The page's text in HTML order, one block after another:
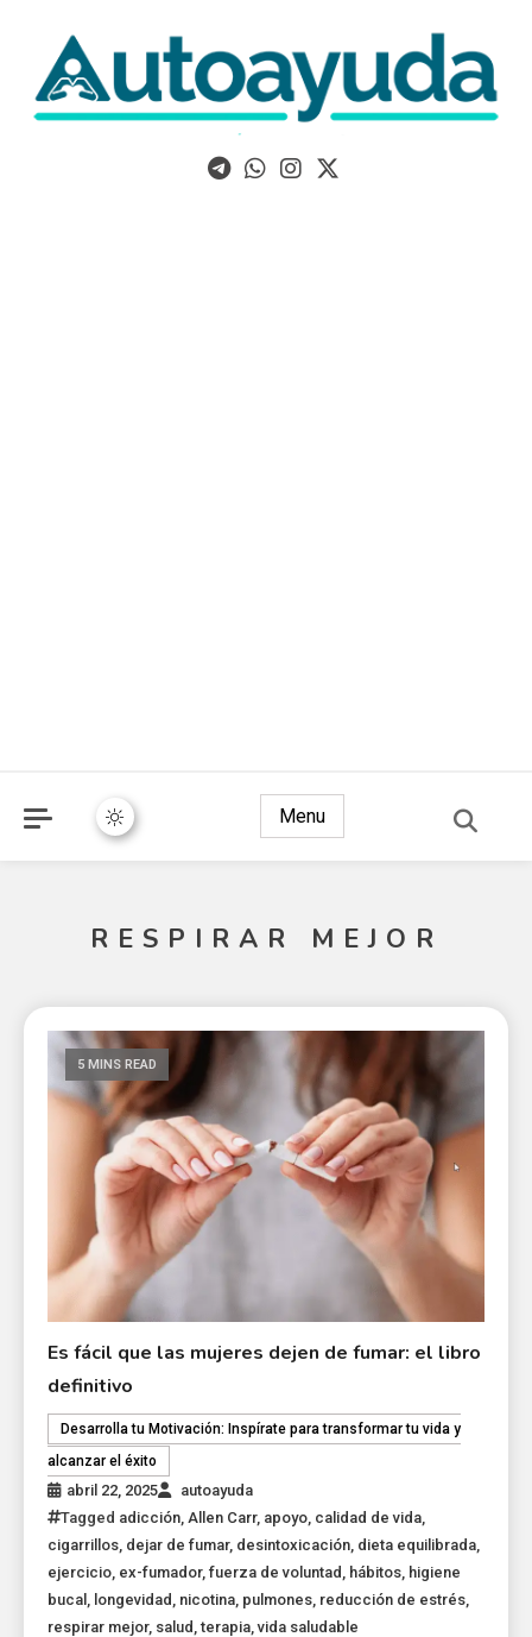
Menu
RESPIRAR MEJOR
5 MINS READ
Es fácil que las mujeres dejen de fumar: el libro
definitivo
Desarrolla tu Motivación: Inspírate para transformar tu vida y
alcanzar el éxito
abril 22, 2025
autoayuda
Tagged adicción Allen Carr, apoyo calidad de vida
cigarrillos dejar de fumar, desintoxicación dieta equilibrada
ejercicio ex-fumador,fuerza de voluntad hábitos higiene
bucal
longevidad nicotina pulmones reducción de estrés
respirar mejor, salud ,terapia ,vida saludable